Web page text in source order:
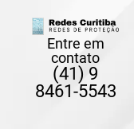
Entre em
contato
(41) 9
8461-5543